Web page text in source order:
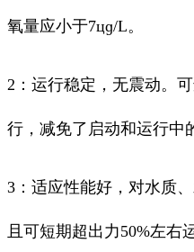
氧量应小于7цɡ/L。
2：运行稳定，无震动。
行，减免了启动和运行中
3：适应性能好，对水质
且可短期超出力50%左右